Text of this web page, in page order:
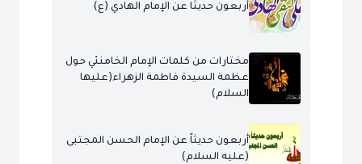
أربعون حديثا عن الإمام الهادي (ع)
مختارات من كلمات الإمام الخامنئي حول
عظمة السيدة فاطمة الزهراء(عليها
السلام)
أربعون حديثاً عن الإمام الحسن المجتبى
(عليه السلام)